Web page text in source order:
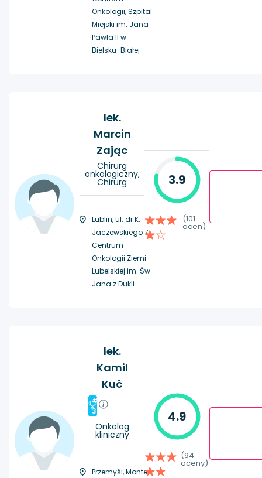
Onkologii, Szpital
Miejski im. Jana
Pawła II w
Bielsku-Białej
lek.
Marcin
Zając
Chirurg
onkologiczny,
Chirurg
Lublin, ul. dr K.
Jaczewskiego 7,
Centrum
Onkologii Ziemi
Lubelskiej im. Św.
Jana z Dukli
3.9
(101
ocen)
lek.
Kamil
Kuć
#
3
Onkolog
kliniczny
Przemyśl, Monte
4.9
(94
oceny)